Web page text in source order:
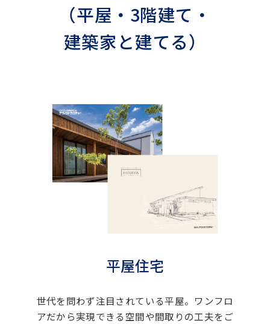
（平屋・3階建て・
建築家と建てる）
平屋住宅
世代を問わず注目されている平屋。ワンフロ
アだから実現できる空間や間取りの工夫をご